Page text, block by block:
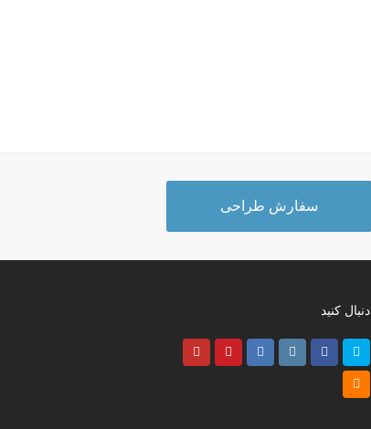
سفارش طراحی
دنبال کنید
Twitter
Facebook
Instagram
LinkedIn
Pinterest